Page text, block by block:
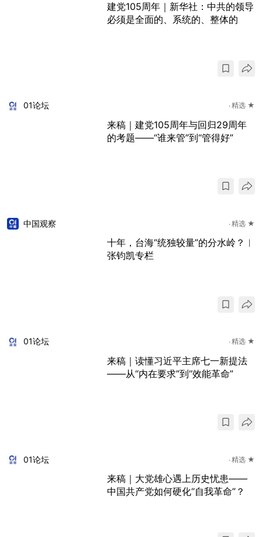
建党105周年｜新华社：中共的领导
必须是全面的、系统的、整体的
01论坛 精选 ★
来稿｜建党105周年与回归29周年
的考题——“谁来管”到“管得好”
中国观察 精选 ★
十年，台海“统独较量”的分水岭？︱
张钧凯专栏
01论坛 精选 ★
来稿｜读懂习近平主席七一新提法
——从“内在要求”到“效能革命”
01论坛 精选 ★
来稿｜大党雄心遇上历史忧患——
中国共产党如何硬化“自我革命”？